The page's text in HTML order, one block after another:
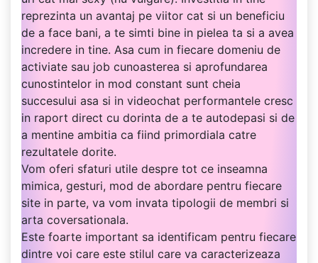
reprezinta un avantaj pe viitor cat si un beneficiu
de a face bani, a te simti bine in pielea ta si a avea
incredere in tine. Asa cum in fiecare domeniu de
activiate sau job cunoasterea si aprofundarea
cunostintelor in mod constant sunt cheia
succesului asa si in videochat performantele cresc
in raport direct cu dorinta de a te autodepasi si de
a mentine ambitia ca fiind primordiala catre
rezultatele dorite.
Vom oferi sfaturi utile despre tot ce inseamna
mimica, gesturi, mod de abordare pentru fiecare
site in parte, va vom invata tipologii de membri si
arta coversationala.
Este foarte important sa identificam pentru fiecare
dintre voi care este stilul care va caracterizeaza